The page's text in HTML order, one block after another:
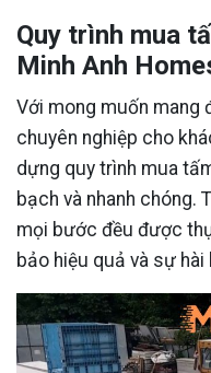
Quy trình mua
Minh Anh
Với mong muốn mang
chuyên nghiệp cho
dựng quy trình mua
bạch và nhanh chóng.
mọi bước đều được
bảo hiệu quả và sự